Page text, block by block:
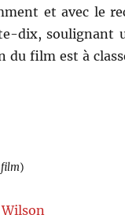
et avec le
dix, soulignant
du film est à
film)